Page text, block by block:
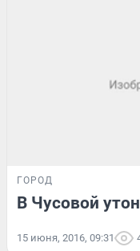
ГОРОД
В Чусовой
15 июня, 2016, 09:31